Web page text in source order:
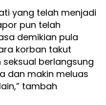
yang telah menjadi
pun telah
demikian pula
korban takut
berlangsung
dan makin meluas
tambah